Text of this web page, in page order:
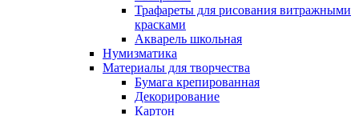
Трафареты для рисования витражными
красками
Акварель школьная
Нумизматика
Материалы для творчества
Бумага крепированная
Декорирование
Картон